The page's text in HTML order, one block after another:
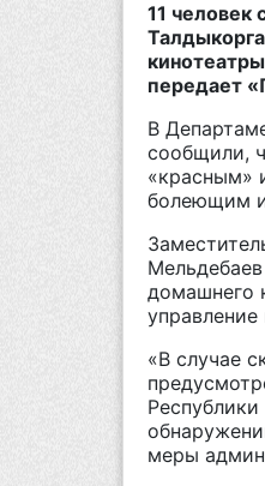
11 человек
передает
В
сообщили,
«красным»
болеющим и
домашнего
«В случае
меры